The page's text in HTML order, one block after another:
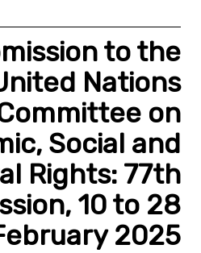
to the
Nations
on
Social and
Rights: 77th
10 to 28
2025